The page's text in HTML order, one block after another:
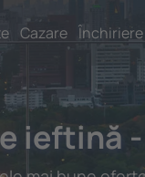
Cazare
ieftină